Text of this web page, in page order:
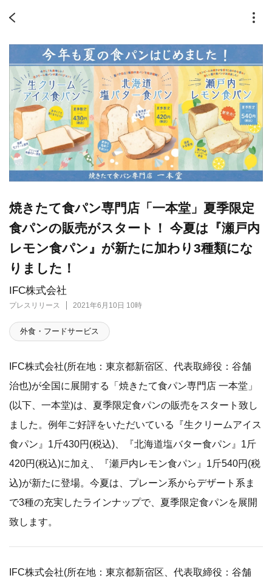
IFC株式会社
プレスリリース 2021年6月10日 10時
焼きたて食パン専門店「一本堂」夏季限定
食パンの販売がスタート！ 今夏は『瀬戸内
レモン食パン』が新たに加わり3種類にな
りました！
外食・フードサービス
IFC株式会社(所在地：東京都新宿区、代表取締役：谷舗
治也)が全国に展開する「焼きたて食パン専門店 一本堂」
(以下、一本堂)は、夏季限定食パンの販売をスタート致し
ました。例年ご好評をいただいている『生クリームアイス
食パン』1斤430円(税込)、『北海道塩バター食パン』1斤
420円(税込)に加え、『瀬戸内レモン食パン』1斤540円(税
込)が新たに登場。今夏は、プレーン系からデザート系ま
で3種の充実したラインナップで、夏季限定食パンを展開
致します。
IFC株式会社(所在地：東京都新宿区、代表取締役：谷舗